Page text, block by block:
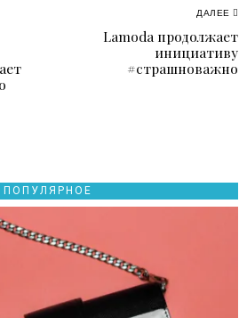
ДАЛЕЕ
Lamoda продолжает
инициативу
#страшноважно
ПОПУЛЯРНОЕ